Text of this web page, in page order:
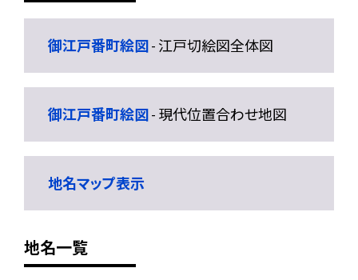
御江戸番町絵図- 江戸切絵図全体図
御江戸番町絵図- 現代位置合わせ地図
地名マップ表示
地名一覧